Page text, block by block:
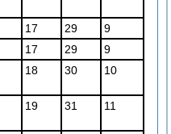
17 29
9
17 29
9
18 30 10
19 31 11